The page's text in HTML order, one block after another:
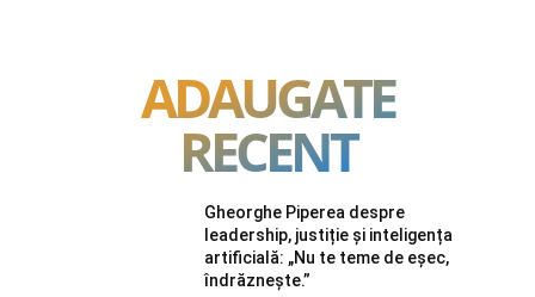
ADAUGATE
RECENT
Gheorghe Piperea despre
leadership, justiție și inteligența
artificială: „Nu te teme de eșec,
îndrăznește.”